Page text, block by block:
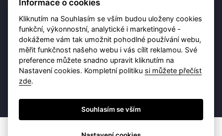
© 2026 Destinační portál provozujeBrána Jihlavy,
příspěvková organizace. Všechna práva vyhrazena.
Ochrana osobních údajů
Informace o cookies
Kliknutím na Souhlasím se vším budou uloženy cookies
funkční, výkonnostní, analytické i marketingové -
dokážeme vám tak umožnit pohodlné používání webu,
měřit funkčnost našeho webu i vás cílit reklamou. Své
preference můžete snadno upravit kliknutím na
Nastavení cookies. Kompletní politiku si můžete přečíst
zde.
Souhlasím se vším